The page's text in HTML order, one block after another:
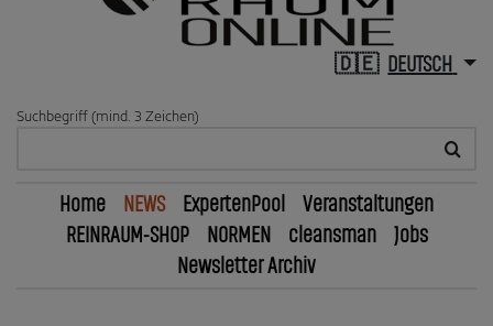
DEUTSCH
Suchbegriff (mind. 3 Zeichen)
Home NEWS ExpertenPool
Veranstaltungen
REINRAUM-SHOP
NORMEN cleansman
Jobs
Newsletter Archiv